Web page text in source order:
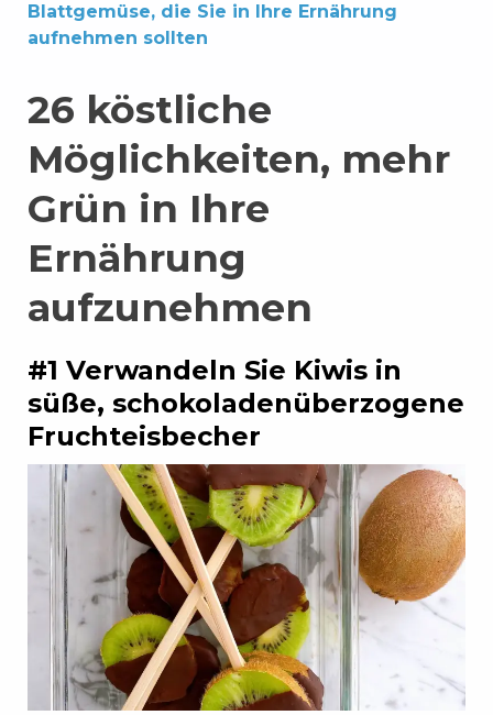
Blattgemüse, die Sie in Ihre Ernährung
aufnehmen sollten
26 köstliche
Möglichkeiten, mehr
Grün in Ihre
Ernährung
aufzunehmen
#1 Verwandeln Sie Kiwis in
süße, schokoladenüberzogene
Fruchteisbecher